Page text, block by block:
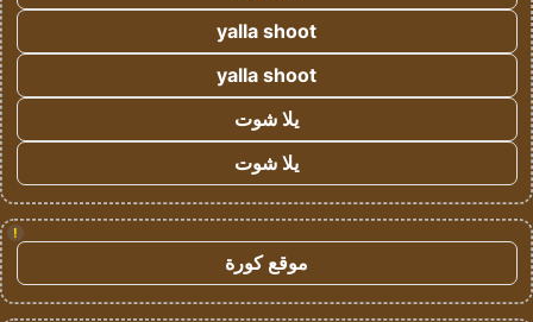
yalla shoot
yalla shoot
يلا شوت
يلا شوت
!
موقع كورة